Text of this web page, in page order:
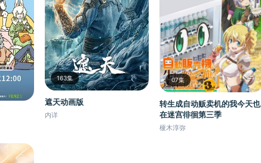
163集
遮天动画版
内详
07集
转生成自动贩卖机的我今天也
在迷宫徘徊第三季
榎木淳弥